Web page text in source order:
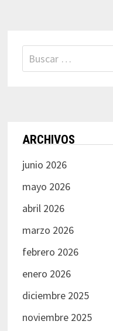
Buscar:
ARCHIVOS
junio 2026
mayo 2026
abril 2026
marzo 2026
febrero 2026
enero 2026
diciembre 2025
noviembre 2025